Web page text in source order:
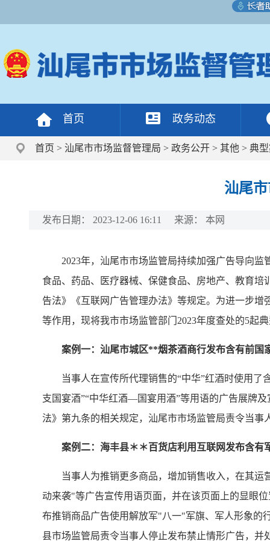
首页 政务动态
首页 > 汕尾市市场监督管理局 > 政务公开 > 其他 > 典
汕尾
发布日期： 2023-12-06 16:11 来源： 本网
2023年，汕尾市市场监管局持续加强广告导向监
食品、药品、医疗器械、保健食品、房地产、教育
告法》《互联网广告管理办法》等规定。为进一步
等作用，现将我市市场监管部门2023年度查处的5起
案例一：汕尾市城区**烟茶酒商行发布含有前国
当事人在宣传所代理销售的“中华”红酒时使用了含
支国宴酒”“中华红酒—国宴用酒”等用语的广告展牌
法》第九条的相关规定，汕尾市市场监管局责令当
案例二：海丰县＊＊百货店利用互联网发布含有
当事人为推销更多商品，增加销售收入，在其运
动来袭"等广告宣传用语页面，并在该页面上的显眼
布推销商品广告使用解放军"八一"军旗、军人形象的
县市场监管局责令当事人停止发布禁止情形广告，并